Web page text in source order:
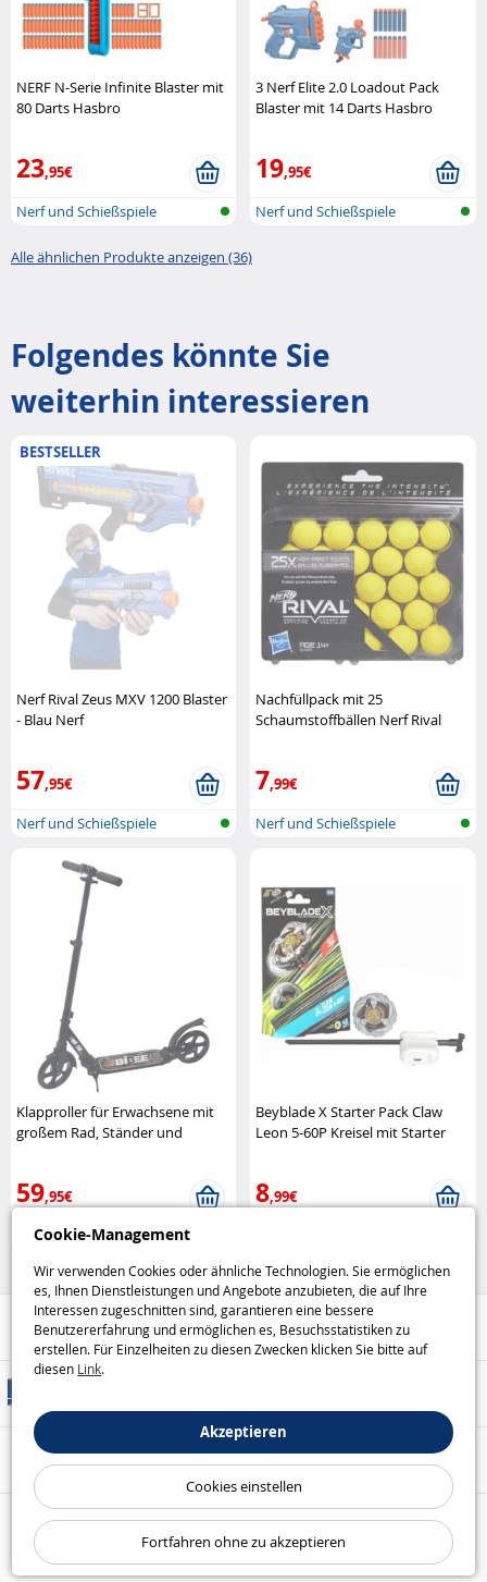
Cookie-Management
Wir verwenden Cookies oder ähnliche Technologien. Sie ermöglichen
es, Ihnen Dienstleistungen und Angebote anzubieten, die auf Ihre
Interessen zugeschnitten sind, garantieren eine bessere
Benutzererfahrung und ermöglichen es, Besuchsstatistiken zu
erstellen. Für Einzelheiten zu diesen Zwecken klicken Sie bitte auf
diesen Link.
Akzeptieren
Cookies einstellen
Fortfahren ohne zu akzeptieren
NERF N-Serie Infinite Blaster mit
80 Darts Hasbro
23,95€
Nerf und Schießspiele
3 Nerf Elite 2.0 Loadout Pack
Blaster mit 14 Darts Hasbro
19,95€
Nerf und Schießspiele
Alle ähnlichen Produkte anzeigen (36)
Folgendes könnte Sie
weiterhin interessieren
BESTSELLER
Nerf Rival Zeus MXV 1200 Blaster
- Blau Nerf
57,95€
Nerf und Schießspiele
Nachfüllpack mit 25
Schaumstoffbällen Nerf Rival
7,99€
Nerf und Schießspiele
Klapproller für Erwachsene mit
großem Rad, Ständer und
59,95€
25%
Beyblade X Starter Pack Claw
Leon 5-60P Kreisel mit Starter
8,99€
Hilfe / Kontakt
Sicheres Bezahlen
Unsere Garantien